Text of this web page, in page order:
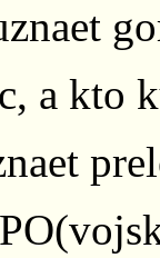
a kto